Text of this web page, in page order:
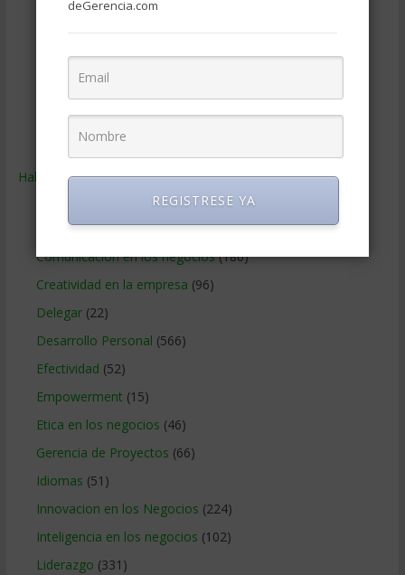
Publicidad(306)
Relaciones con los clientes(219)
Tecnologia de Informacion(665)
(242)
Habilidades(2.843)
Administracion del tiempo(70)
Coaching(101)
Comunicacion en los negocios(180)
Creatividad en la empresa (96)
Delegar(22)
Desarrollo Personal (566)
Efectividad (52)
Empowerment (15)
Etica en los negocios (46)
Gerencia de Proyectos (66)
Idiomas (51)
Innovacion en los Negocios (224)
Inteligencia en los negocios (102)
Liderazgo (331)
deGerencia.com
REGISTRESE YA